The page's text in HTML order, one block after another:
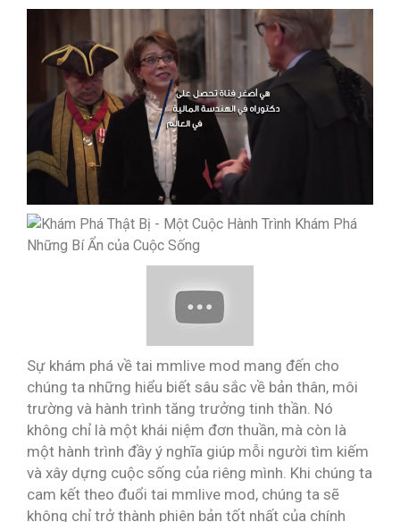
Sự khám phá về tai mmlive mod mang đến cho
chúng ta những hiểu biết sâu sắc về bản thân, môi
trường và hành trình tăng trưởng tinh thần. Nó
không chỉ là một khái niệm đơn thuần, mà còn là
một hành trình đầy ý nghĩa giúp mỗi người tìm kiếm
và xây dựng cuộc sống của riêng mình. Khi chúng ta
cam kết theo đuổi tai mmlive mod, chúng ta sẽ
không chỉ trở thành phiên bản tốt nhất của chính